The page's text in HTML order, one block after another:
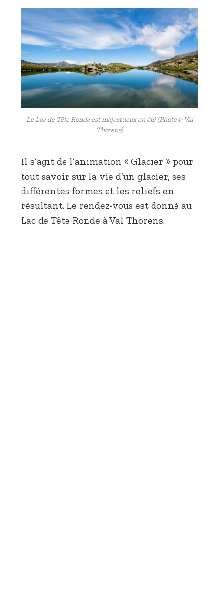
Le Lac de Tête Ronde est majestueux en été (Photo © Val
Thorens)
Il s’agit de l’animation « Glacier » pour
tout savoir sur la vie d’un glacier, ses
différentes formes et les reliefs en
résultant. Le rendez-vous est donné au
Lac de Tête Ronde à Val Thorens.